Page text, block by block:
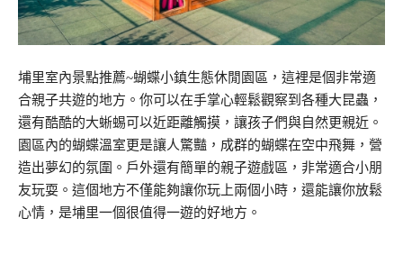
埔里室內景點推薦~蝴蝶小鎮生態休閒園區，這裡是個非常適
合親子共遊的地方。你可以在手掌心輕鬆觀察到各種大昆蟲，
還有酷酷的大蜥蜴可以近距離觸摸，讓孩子們與自然更親近。
園區內的蝴蝶溫室更是讓人驚豔，成群的蝴蝶在空中飛舞，營
造出夢幻的氛圍。戶外還有簡單的親子遊戲區，非常適合小朋
友玩耍。這個地方不僅能夠讓你玩上兩個小時，還能讓你放鬆
心情，是埔里一個很值得一遊的好地方。